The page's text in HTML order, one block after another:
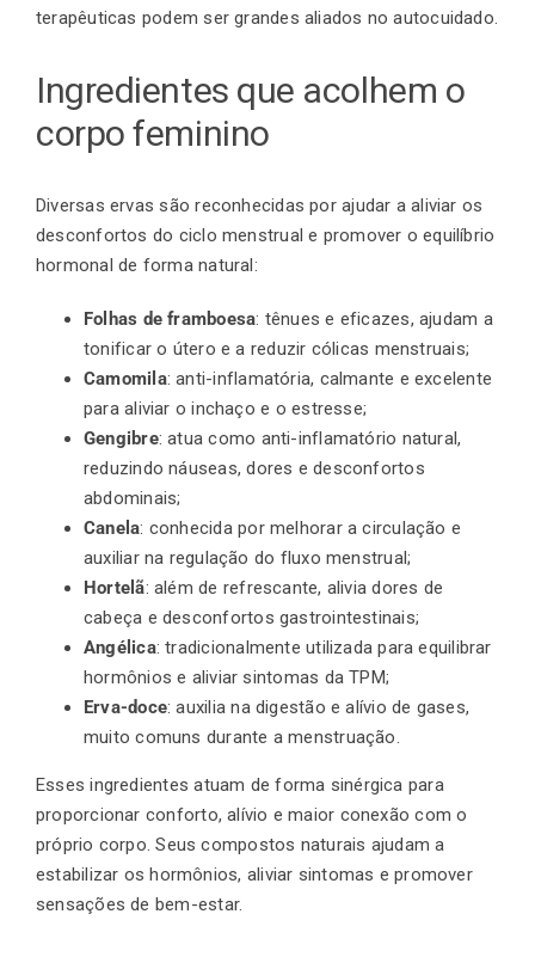
terapêuticas podem ser grandes aliados no autocuidado.
Ingredientes que acolhem o
corpo feminino
Diversas ervas são reconhecidas por ajudar a aliviar os
desconfortos do ciclo menstrual e promover o equilíbrio
hormonal de forma natural:
Folhas de framboesa: tênues e eficazes, ajudam a
tonificar o útero e a reduzir cólicas menstruais;
Camomila: anti-inflamatória, calmante e excelente
para aliviar o inchaço e o estresse;
Gengibre: atua como anti-inflamatório natural,
reduzindo náuseas, dores e desconfortos
abdominais;
Canela: conhecida por melhorar a circulação e
auxiliar na regulação do fluxo menstrual;
Hortelã: além de refrescante, alivia dores de
cabeça e desconfortos gastrointestinais;
Angélica: tradicionalmente utilizada para equilibrar
hormônios e aliviar sintomas da TPM;
Erva-doce: auxilia na digestão e alívio de gases,
muito comuns durante a menstruação.
Esses ingredientes atuam de forma sinérgica para
proporcionar conforto, alívio e maior conexão com o
próprio corpo. Seus compostos naturais ajudam a
estabilizar os hormônios, aliviar sintomas e promover
sensações de bem-estar.